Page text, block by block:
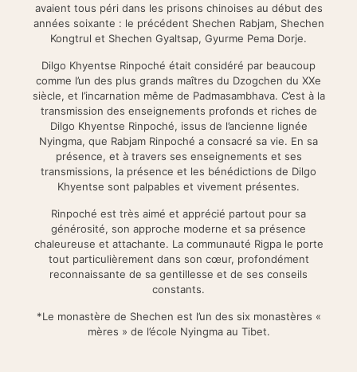
avaient tous péri dans les prisons chinoises au début des
années soixante : le précédent Shechen Rabjam, Shechen
Kongtrul et Shechen Gyaltsap, Gyurme Pema Dorje.
Dilgo Khyentse Rinpoché était considéré par beaucoup
comme l’un des plus grands maîtres du Dzogchen du XXe
siècle, et l’incarnation même de Padmasambhava. C’est à la
transmission des enseignements profonds et riches de
Dilgo Khyentse Rinpoché, issus de l’ancienne lignée
Nyingma, que Rabjam Rinpoché a consacré sa vie. En sa
présence, et à travers ses enseignements et ses
transmissions, la présence et les bénédictions de Dilgo
Khyentse sont palpables et vivement présentes.
Rinpoché est très aimé et apprécié partout pour sa
générosité, son approche moderne et sa présence
chaleureuse et attachante. La communauté Rigpa le porte
tout particulièrement dans son cœur, profondément
reconnaissante de sa gentillesse et de ses conseils
constants.
*Le monastère de Shechen est l’un des six monastères «
mères » de l’école Nyingma au Tibet.